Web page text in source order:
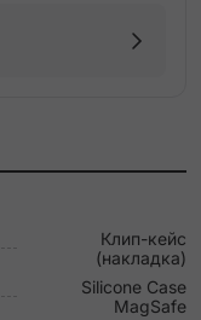
Клип-кейс
(накладка)
Silicone Case
MagSafe